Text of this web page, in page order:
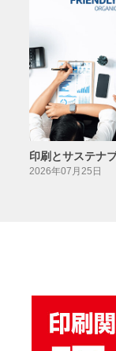
印刷とサステナ
2026年07月25日